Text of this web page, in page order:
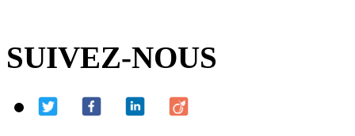
SUIVEZ-NOUS